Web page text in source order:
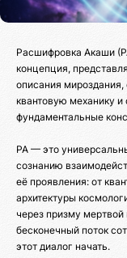
Расшифровка Акаши
концепция,
описания
квантовую механику
фундаментальные
РА — это
сознанию
её проявления: от
архитектуры
через призму
бесконечный поток
этот диалог начать.